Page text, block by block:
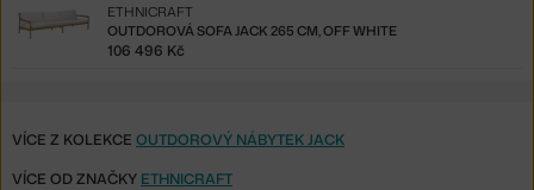
OUTDOROVÁ SOFA JACK 265 CM, OFF WHITE
ETHNICRAFT
106 496 Kč
VÍCE Z KOLEKCE OUTDOROVÝ NÁBYTEK JACK
VÍCE OD ZNAČKY ETHNICRAFT